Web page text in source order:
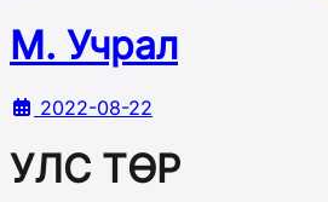
М. Учрал
2022-08-22
УЛС ТӨР